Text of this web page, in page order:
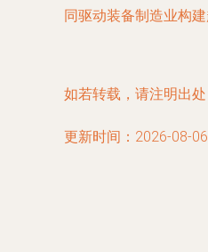
同驱动装备制造业构
如若转载，请注明出
更新时间：2026-08-